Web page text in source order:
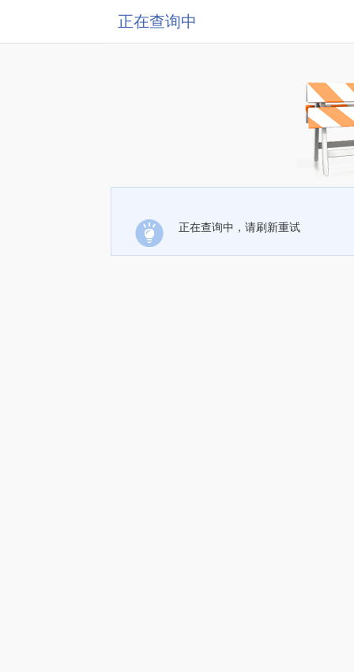
正在查询中
正在查询中，请刷新重试